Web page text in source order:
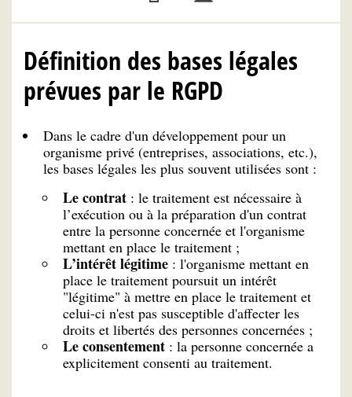
Définition des bases légales
prévues par le RGPD
Dans le cadre d'un développement pour un
organisme privé (entreprises, associations, etc.),
les bases légales les plus souvent utilisées sont :
Le contrat : le traitement est nécessaire à
l’exécution ou à la préparation d'un contrat
entre la personne concernée et l'organisme
mettant en place le traitement ;
L’intérêt légitime : l'organisme mettant en
place le traitement poursuit un intérêt
"légitime" à mettre en place le traitement et
celui-ci n'est pas susceptible d'affecter les
droits et libertés des personnes concernées ;
Le consentement : la personne concernée a
explicitement consenti au traitement.